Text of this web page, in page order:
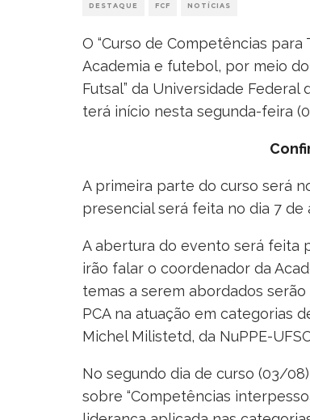
DESTAQUE FCF NOTÍCIAS
O “Curso de Competências
Academia e futebol, por meio
Futsal” da Universidade
terá início nesta segunda-feira
A primeira parte do curso será
presencial será feita no dia 7 de
A abertura do evento será feita
irão falar o coordenador da
temas a serem abordados
PCA na atuação em categorias
Michel Milistetd, da NuPPE-
No segundo dia de curso (03/
sobre “Competências